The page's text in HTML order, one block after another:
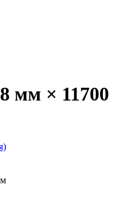
мм × 11700